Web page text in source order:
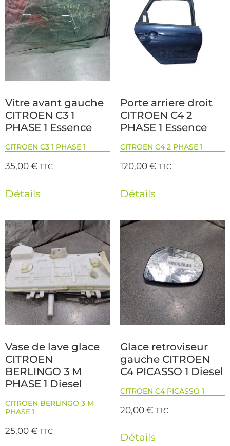
Vitre avant gauche
CITROEN C3 1
PHASE 1 Essence
CITROEN C3 1 PHASE 1
35,00€ TTC
Détails
Porte arriere droit
CITROEN C4 2
PHASE 1 Essence
CITROEN C4 2 PHASE 1
120,00€ TTC
Détails
Vase de lave glace
CITROEN
BERLINGO 3 M
PHASE 1 Diesel
CITROEN BERLINGO 3 M
PHASE 1
25,00€ TTC
Glace retroviseur
gauche CITROEN
C4 PICASSO 1 Diesel
CITROEN C4 PICASSO 1
20,00€ TTC
Détails